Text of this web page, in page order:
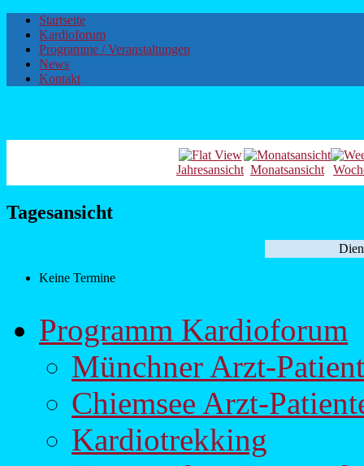
Startseite
Kardioforum
Programme / Veranstaltungen
News
Kontakt
Jahresansicht Monatsansicht
Tagesansicht
Keine Termine
Programm Kardioforum
Münchner Arzt-
Chiemsee Arzt-
Kardiotrekking